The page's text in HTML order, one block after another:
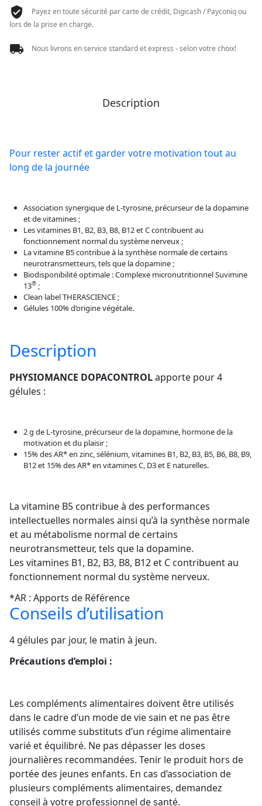
Payez en toute sécurité par carte de crédit, Digicash / Payconiq ou
lors de la prise en charge.
Nous livrons en service standard et express - selon votre choix!
Description
Pour rester actif et garder votre motivation tout au
long de la journée
Association synergique de L-tyrosine, précurseur de la dopamine
et de vitamines ;
Les vitamines B1, B2, B3, B8, B12 et C contribuent au
fonctionnement normal du système nerveux ;
La vitamine B5 contribue à la synthèse normale de certains
neurotransmetteurs, tels que la dopamine ;
Biodisponibilité optimale : Complexe micronutritionnel Suvimine
13® ;
Clean label THERASCIENCE ;
Gélules 100% d’origine végétale.
Description
PHYSIOMANCE DOPACONTROLapporte pour 4
gélules :
2 g de L-tyrosine, précurseur de la dopamine, hormone de la
motivation et du plaisir ;
15% des AR* en zinc, sélénium, vitamines B1, B2, B3, B5, B6, B8, B9,
B12 et 15% des AR* en vitamines C, D3 et E naturelles.
La vitamine B5 contribue à des performances
intellectuelles normales ainsi qu’à la synthèse normale
et au métabolisme normal de certains
neurotransmetteur, tels que la dopamine.
Les vitamines B1, B2, B3, B8, B12 et C contribuent au
fonctionnement normal du système nerveux.
*AR : Apports de Référence
Conseils d’utilisation
4 gélules par jour, le matin à jeun.
Précautions d’emploi :
Les compléments alimentaires doivent être utilisés
dans le cadre d’un mode de vie sain et ne pas être
utilisés comme substituts d’un régime alimentaire
varié et équilibré. Ne pas dépasser les doses
journalières recommandées. Tenir le produit hors de
portée des jeunes enfants. En cas d’association de
plusieurs compléments alimentaires, demandez
conseil à votre professionnel de santé.